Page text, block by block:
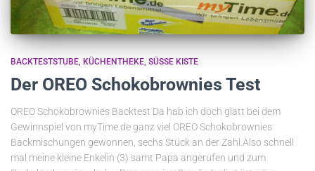
BACKTESTSTUBE KÜCHENTHEKE SÜSSE KISTE
Der OREO Schokobrownies Test
OREO Schokobrownies Backtest Da hab ich doch glatt bei dem
Gewinnspiel von myTime.de ganz viel OREO Schokobrownies
Backmischungen gewonnen, sechs Stück an der Zahl.Also schnell
mal meine kleine Enkelin (3) samt Papa angerufen und zum